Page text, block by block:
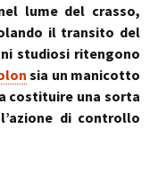
lume del crasso,
il transito del
studiosi ritengono
sia un manicotto
costituire una sorta
di controllo